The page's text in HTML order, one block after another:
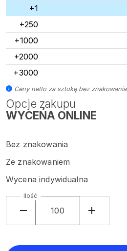
Opcje zakupu
WYCEŃA ONLINE
Bez znakowania
Ze znakowaniem
Wycena indywidualna
+1
+250
+1000
+2000
+3000
Ceny netto za sztukę bez znakowania
Ilość